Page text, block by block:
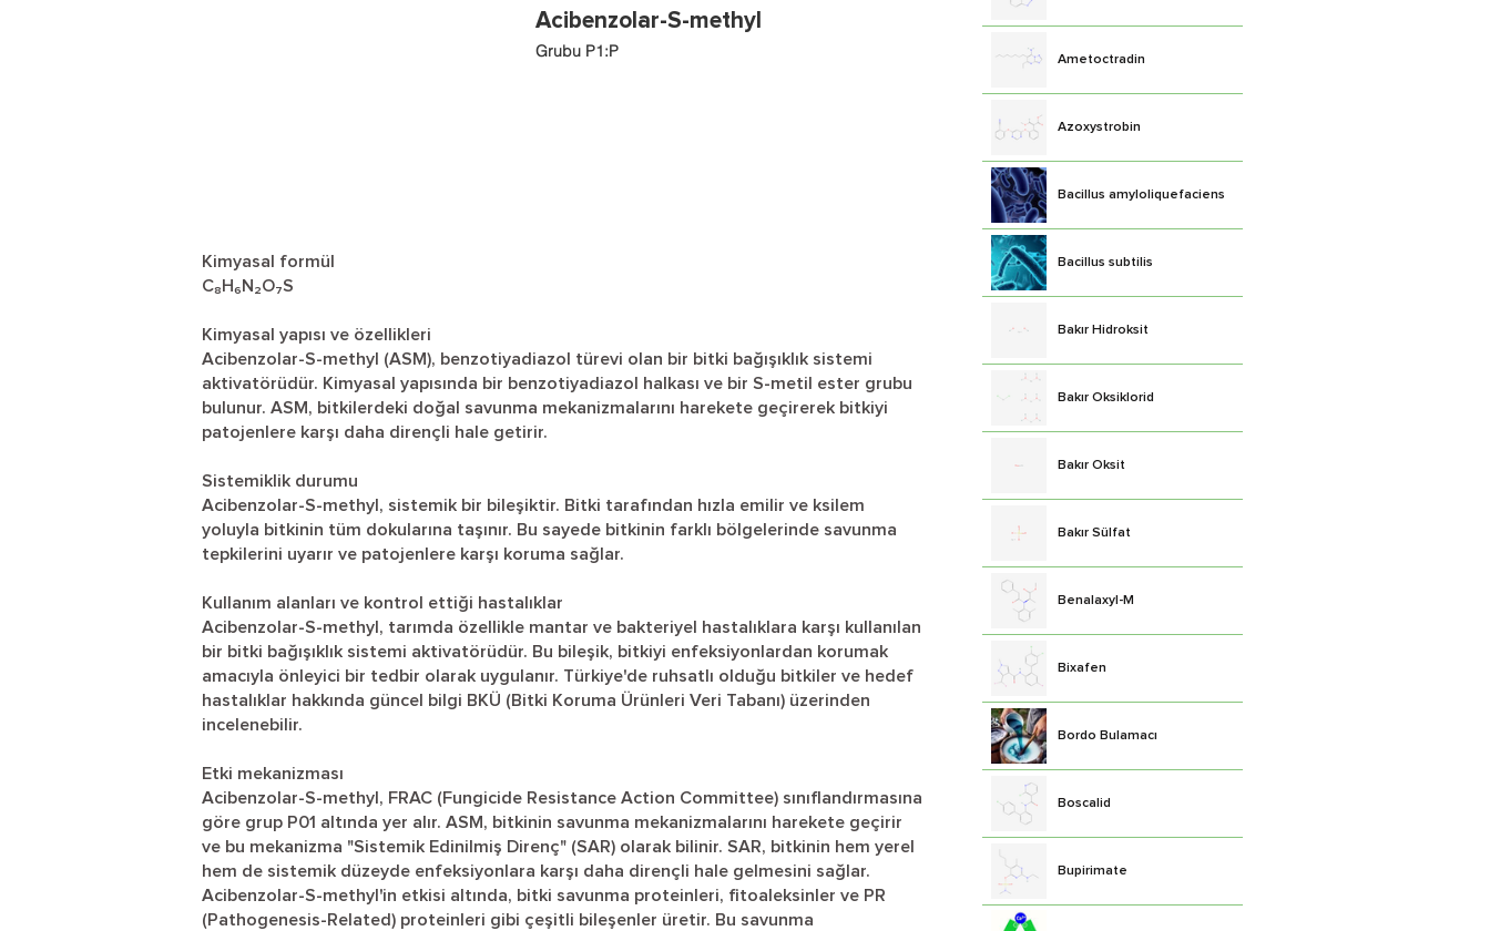
Acibenzolar-S-methyl
Grubu P1:P
Kimyasal formül
C₈H₆N₂O₇S
Kimyasal yapısı ve özellikleri
Acibenzolar-S-methyl (ASM), benzotiyadiazol türevi olan bir bitki bağışıklık sistemi
aktivatörüdür. Kimyasal yapısında bir benzotiyadiazol halkası ve bir S-metil ester grubu
bulunur. ASM, bitkilerdeki doğal savunma mekanizmalarını harekete geçirerek bitkiyi
patojenlere karşı daha dirençli hale getirir.
Sistemiklik durumu
Acibenzolar-S-methyl, sistemik bir bileşiktir. Bitki tarafından hızla emilir ve ksilem
yoluyla bitkinin tüm dokularına taşınır. Bu sayede bitkinin farklı bölgelerinde savunma
tepkilerini uyarır ve patojenlere karşı koruma sağlar.
Kullanım alanları ve kontrol ettiği hastalıklar
Acibenzolar-S-methyl, tarımda özellikle mantar ve bakteriyel hastalıklara karşı kullanılan
bir bitki bağışıklık sistemi aktivatörüdür. Bu bileşik, bitkiyi enfeksiyonlardan korumak
amacıyla önleyici bir tedbir olarak uygulanır. Türkiye'de ruhsatlı olduğu bitkiler ve hedef
hastalıklar hakkında güncel bilgi BKÜ (Bitki Koruma Ürünleri Veri Tabanı) üzerinden
incelenebilir.
Etki mekanizması
Acibenzolar-S-methyl, FRAC (Fungicide Resistance Action Committee) sınıflandırmasına
göre grup P01 altında yer alır. ASM, bitkinin savunma mekanizmalarını harekete geçirir
ve bu mekanizma "Sistemik Edinilmiş Direnç" (SAR) olarak bilinir. SAR, bitkinin hem yerel
hem de sistemik düzeyde enfeksiyonlara karşı daha dirençli hale gelmesini sağlar.
Acibenzolar-S-methyl'in etkisi altında, bitki savunma proteinleri, fitoaleksinler ve PR
(Pathogenesis-Related) proteinleri gibi çeşitli bileşenler üretir. Bu savunma
Ametoctradin
Azoxystrobin
Bacillus amyloliquefaciens
Bacillus subtilis
Bakır Hidroksit
Bakır Oksiklorid
Bakır Oksit
Bakır Sülfat
Benalaxyl-M
Bixafen
Bordo Bulamacı
Boscalid
Bupirimate